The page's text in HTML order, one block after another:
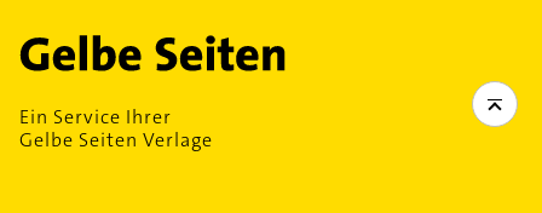
Ein Service Ihrer
Gelbe Seiten Verlage